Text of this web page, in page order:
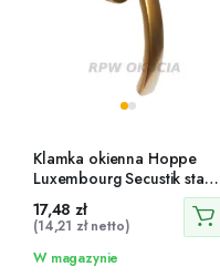
Klamka okienna Hoppe
Luxembourg Secustik stare
złoto F4 trzpień 32-42 mm
17,48zł
(14,21 złnetto)
W magazynie